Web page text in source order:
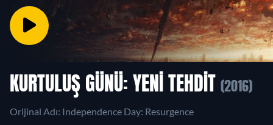
KURTULUŞ GÜNÜ: YENI TEHDIT (2016)
Orijinal Adı: Independence Day: Resurgence